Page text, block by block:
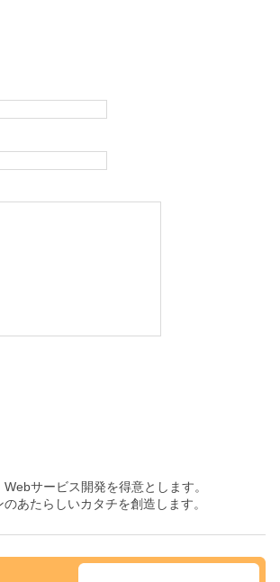
サービス開発を得意とします。
あたらしいカタチを創造します。